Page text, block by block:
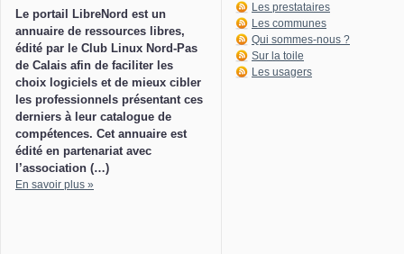
Le portail LibreNord est un
annuaire de ressources libres,
édité par le Club Linux Nord-Pas
de Calais afin de faciliter les
choix logiciels et de mieux cibler
les professionnels présentant ces
derniers à leur catalogue de
compétences. Cet annuaire est
édité en partenariat avec
l’association (…)
En savoir plus »
Les prestataires
Les communes
Qui sommes-nous ?
Sur la toile
Les usagers